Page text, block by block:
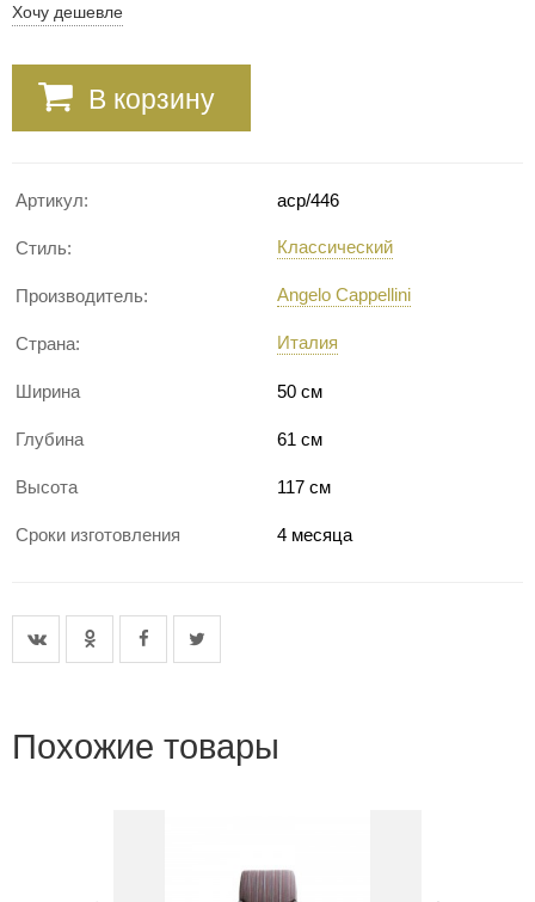
Хочу дешевле
В корзину
Артикул: acp/446
Стиль: Классический
Производитель: Angelo Cappellini
Страна: Италия
Ширина 50 см
Глубина 61 см
Высота 117 см
Сроки изготовления 4 месяца
Похожие товары